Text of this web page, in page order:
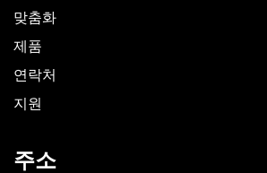
맞춤화
제품
연락처
지원
주소